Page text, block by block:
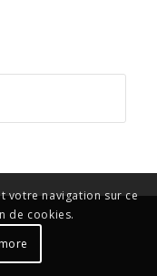
votre navigation sur ce
de cookies.